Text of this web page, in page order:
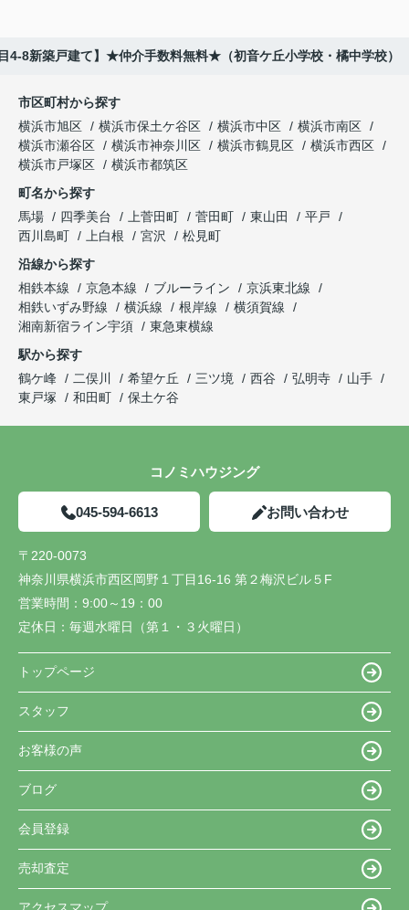
4-8新築戸建て】★仲介手数料無料★（初音ケ丘小学校・橘中学校）
市区町村から探す
横浜市旭区
横浜市保土ケ谷区 横浜市中区
横浜市南区
横浜市瀬谷区
横浜市神奈川区 横浜市鶴見区
横浜市西区
横浜市戸塚区
横浜市都筑区
町名から探す
馬場
四季美台 上菅田町 菅田町 東山田
平戸
西川島町
上白根 宮沢
松見町
沿線から探す
相鉄本線
京急本線 ブルーライン
京浜東北線
相鉄いずみ野線
横浜線 根岸線
横須賀線
湘南新宿ライン宇須
東急東横線
駅から探す
鶴ケ峰
二俣川 希望ケ丘 三ツ境 西谷 弘明寺
山手
東戸塚
和田町 保土ケ谷
コノミハウジング
045-594-6613 お問い合わせ
〒220-0073
神奈川県横浜市西区岡野１丁目16-16 第２梅沢ビル５F
営業時間： 9:00～19：00
定休日： 毎週水曜日（第１・３火曜日）
トップページ
スタッフ
お客様の声
ブログ
会員登録
売却査定